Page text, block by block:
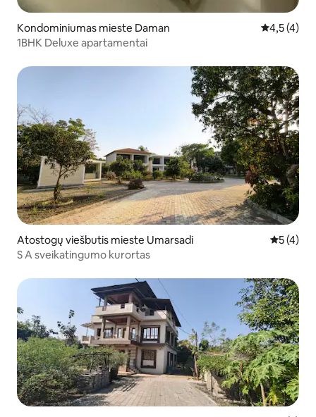
Kondominiumas mieste Daman Vidutinis
4,5 (4)
1BHK Deluxe apartamentai
Atostogų viešbutis mieste Umarsadi Vidutinis
5 (4)
S A sveikatingumo kurortas